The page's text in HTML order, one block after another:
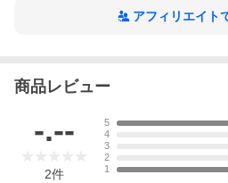
アフィリエイト
商品レビュー
-.--
2件
5
4
3
2
1